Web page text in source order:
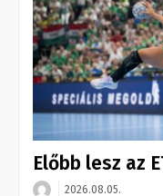
Előbb lesz az
2026.08.05.